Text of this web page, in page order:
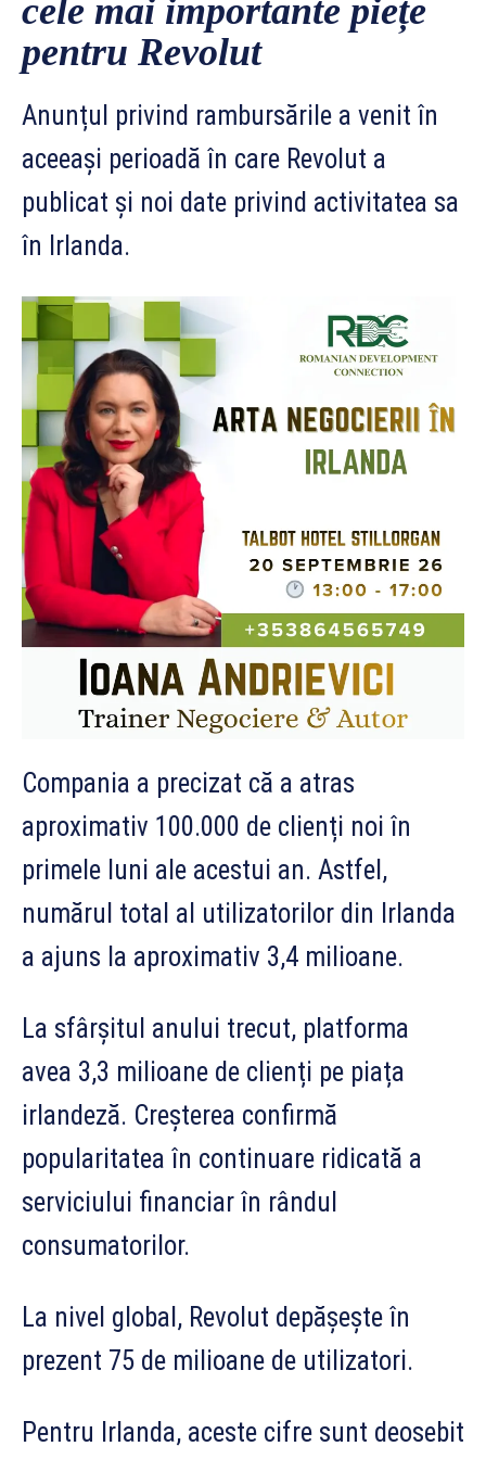
cele mai importante piețe
pentru Revolut
Anunțul privind rambursările a venit în
aceeași perioadă în care Revolut a
publicat și noi date privind activitatea sa
în Irlanda.
Compania a precizat că a atras
aproximativ 100.000 de clienți noi în
primele luni ale acestui an. Astfel,
numărul total al utilizatorilor din Irlanda
a ajuns la aproximativ 3,4 milioane.
La sfârșitul anului trecut, platforma
avea 3,3 milioane de clienți pe piața
irlandeză. Creșterea confirmă
popularitatea în continuare ridicată a
serviciului financiar în rândul
consumatorilor.
La nivel global, Revolut depășește în
prezent 75 de milioane de utilizatori.
Pentru Irlanda, aceste cifre sunt deosebit